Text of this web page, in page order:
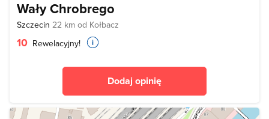
Wały Chrobrego
Szczecin 22 km od Kołbacz
10 Rewelacyjny!
Dodaj opinię